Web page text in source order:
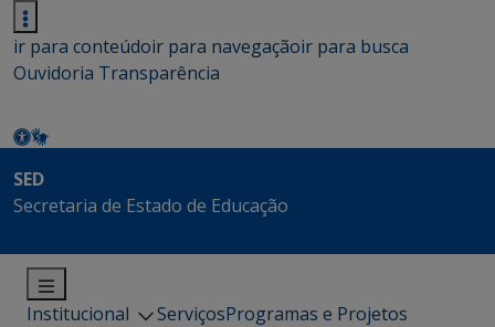
ir para conteúdoir para navegaçãoir para busca
Ouvidoria Transparência
SED
Secretaria de Estado de Educação
Institucional ServiçosProgramas e Projetos